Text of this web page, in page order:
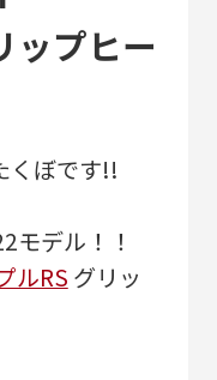
ップヒー
くぼです!!
モデル！！
ルRS グリッ